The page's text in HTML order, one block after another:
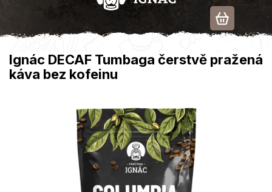
Přejít
Ignác DECAF Tumbaga čerstvě pražená
káva bez kofeinu